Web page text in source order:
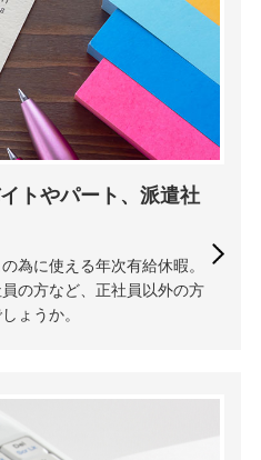
トやパート、派遣社
為に使える年次有給休暇。
の方など、正社員以外の方
ょうか。